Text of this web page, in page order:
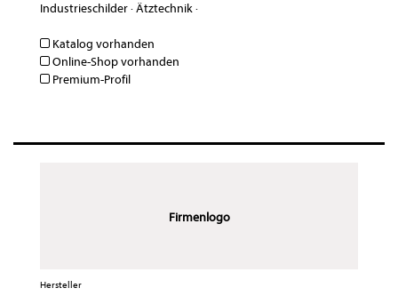
Industrieschilder·Ätztechnik·
Katalog vorhanden
Online-Shop vorhanden
Premium-Profil
Firmenlogo
Hersteller